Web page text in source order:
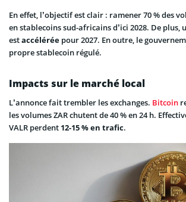
En effet, l’objectif est clair : ramener 70 % des
en stablecoins sud-africains d’ici 2028. De plus,
estaccélérée pour 2027. En outre, le
propre stablecoin régulé.
Impacts sur le marché local
L’annonce fait trembler les exchanges. Bitcoin
les volumes ZAR chutent de 40 % en 24 h.
VALR perdent 12-15 % en trafic.